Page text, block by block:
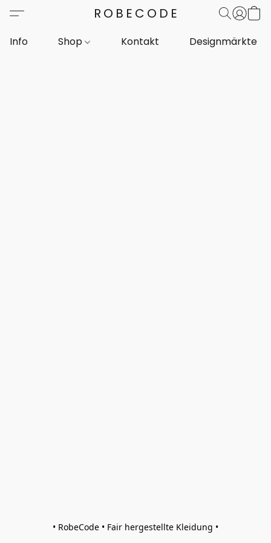
ROBECODE
Info Shop Kontakt Designmärkte
• RobeCode • Fair hergestellte Kleidung •